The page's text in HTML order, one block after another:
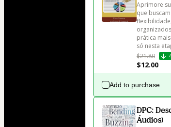
Aprimore
que
prática
só nesta
$21.80
$12.00
Add to purchase
DPC:
Áudios)